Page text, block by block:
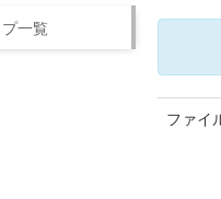
一覧
ファイ